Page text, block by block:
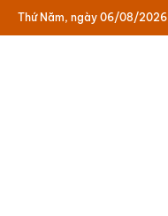
Thứ Năm, ngày 06/08/2026